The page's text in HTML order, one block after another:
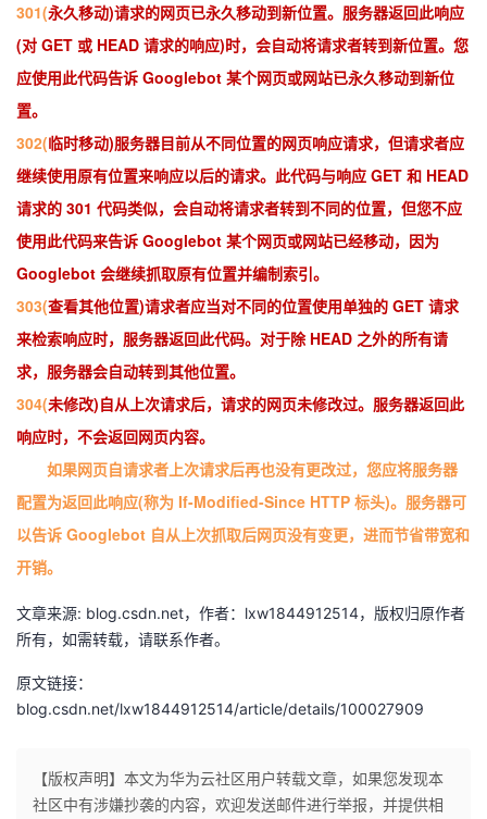
301(永久移动)请求的网页已永久移动到新位置。服务器返回此响应
(对 GET 或 HEAD 请求的响应)时，会自动将请求者转到新位置。您
应使用此代码告诉 Googlebot 某个网页或网站已永久移动到新位
置。
302(临时移动)服务器目前从不同位置的网页响应请求，但请求者应
继续使用原有位置来响应以后的请求。此代码与响应 GET 和 HEAD
请求的 301 代码类似，会自动将请求者转到不同的位置，但您不应
使用此代码来告诉 Googlebot 某个网页或网站已经移动，因为
Googlebot 会继续抓取原有位置并编制索引。
303(查看其他位置)请求者应当对不同的位置使用单独的 GET 请求
来检索响应时，服务器返回此代码。对于除 HEAD 之外的所有请
求，服务器会自动转到其他位置。
304(未修改)自从上次请求后，请求的网页未修改过。服务器返回此
响应时，不会返回网页内容。
如果网页自请求者上次请求后再也没有更改过，您应将服务器
配置为返回此响应(称为 If-Modified-Since HTTP 标头)。服务器可
以告诉 Googlebot 自从上次抓取后网页没有变更，进而节省带宽和
开销。
文章来源: blog.csdn.net，作者：lxw1844912514，版权归原作者
所有，如需转载，请联系作者。
原文链接：
blog.csdn.net/lxw1844912514/article/details/100027909
【版权声明】本文为华为云社区用户转载文章，如果您发现本
社区中有涉嫌抄袭的内容，欢迎发送邮件进行举报，并提供相